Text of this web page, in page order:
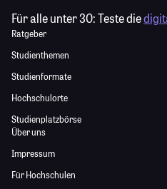
Für alle unter 30:Teste die
Ratgeber
Studienthemen
Studienformate
Hochschulorte
Studienplatzbörse
Über uns
Impressum
Für Hochschulen